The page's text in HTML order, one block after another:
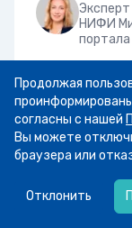
НИФИ
06 августа
Для жизни
Пятница! А это
подборку фото
Продолжая
согласны с нашей
Вы можете
браузера или
Отклонить